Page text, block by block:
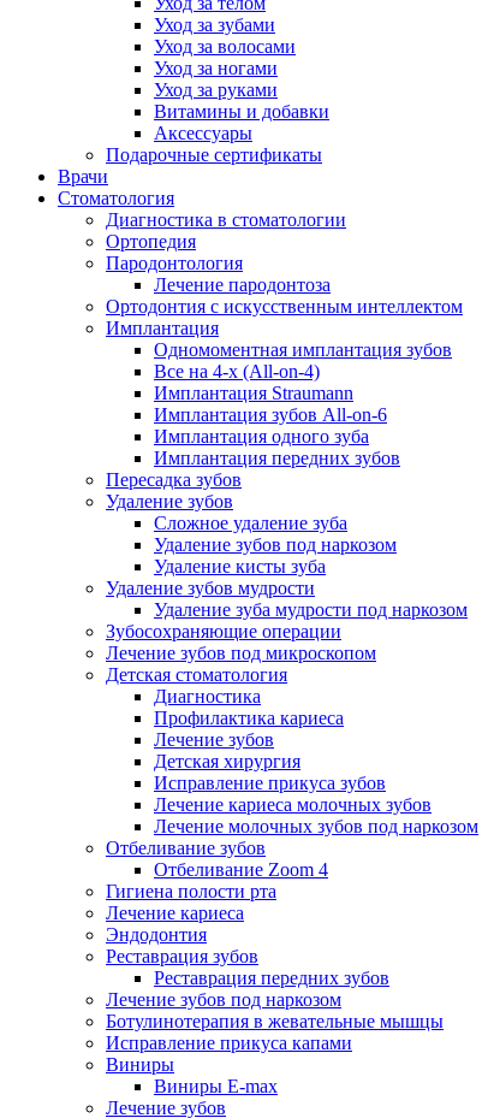
Уход за зубами
Уход за волосами
Уход за ногами
Уход за руками
Витамины и добавки
Аксессуары
Подарочные сертификаты
Врачи
Стоматология
Диагностика в стоматологии
Ортопедия
Пародонтология
Лечение пародонтоза
Ортодонтия с искусственным интеллектом
Имплантация
Одномоментная имплантация зубов
Все на 4-х (All-on-4)
Имплантация Straumann
Имплантация зубов All-on-6
Имплантация одного зуба
Имплантация передних зубов
Пересадка зубов
Удаление зубов
Сложное удаление зуба
Удаление зубов под наркозом
Удаление кисты зуба
Удаление зубов мудрости
Удаление зуба мудрости под наркозом
Зубосохраняющие операции
Лечение зубов под микроскопом
Детская стоматология
Диагностика
Профилактика кариеса
Лечение зубов
Детская хирургия
Исправление прикуса зубов
Лечение кариеса молочных зубов
Лечение молочных зубов под наркозом
Отбеливание зубов
Отбеливание Zoom 4
Гигиена полости рта
Лечение кариеса
Эндодонтия
Реставрация зубов
Реставрация передних зубов
Лечение зубов под наркозом
Ботулинотерапия в жевательные мышцы
Исправление прикуса капами
Виниры
Виниры E-max
Лечение зубов